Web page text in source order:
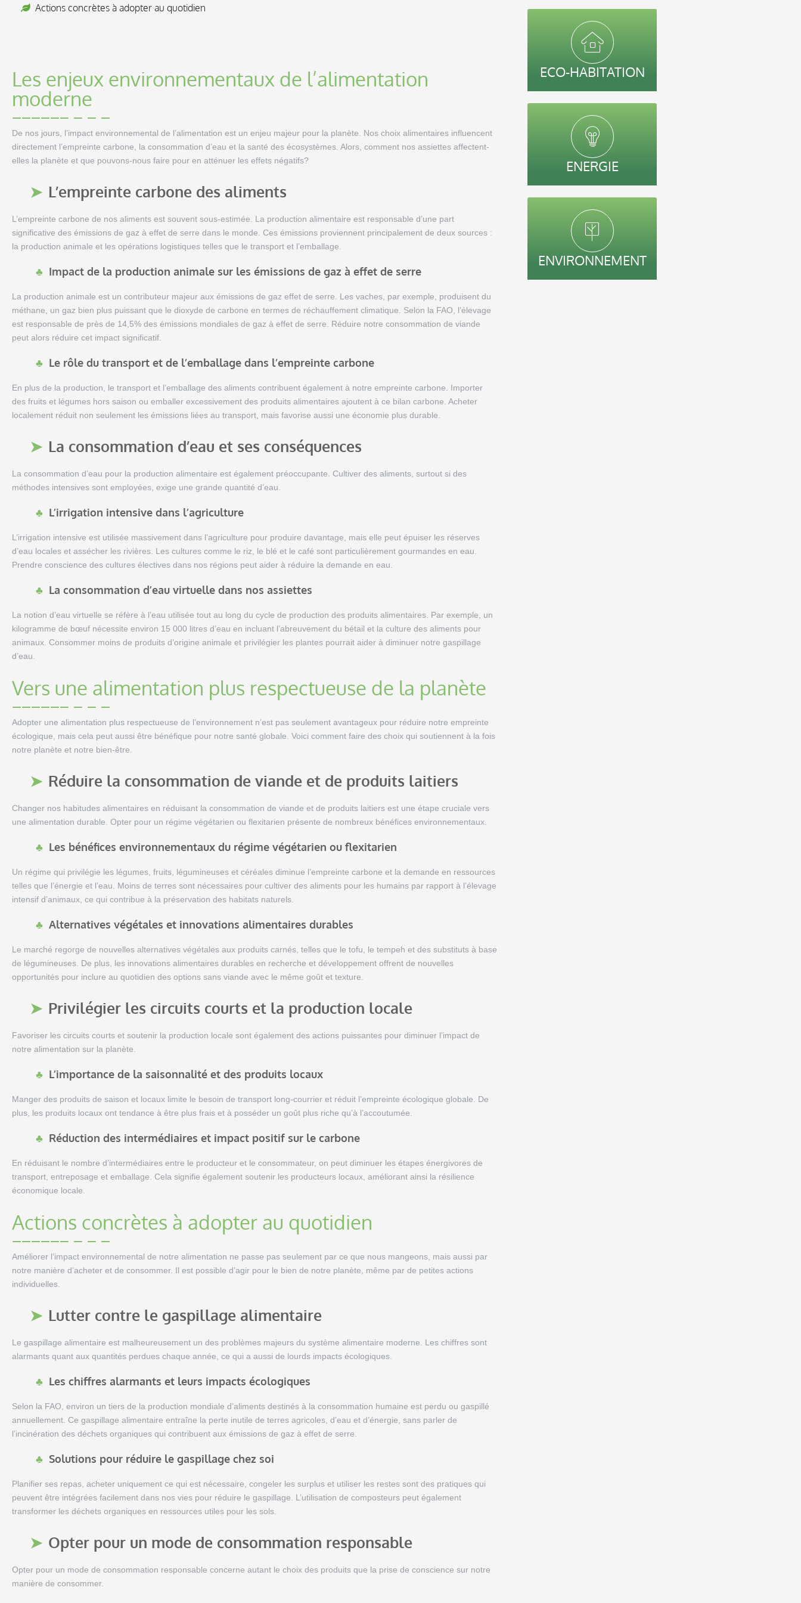
Actions concrètes à adopter au quotidien
Les enjeux environnementaux de l’alimentation
moderne
De nos jours, l’impact environnemental de l’alimentation est un enjeu majeur pour la planète. Nos choix alimentaires influencent
directement l’empreinte carbone, la consommation d’eau et la santé des écosystèmes. Alors, comment nos assiettes affectent-
elles la planète et que pouvons-nous faire pour en atténuer les effets négatifs?
L’empreinte carbone des aliments
L’empreinte carbone de nos aliments est souvent sous-estimée. La production alimentaire est responsable d’une part
significative des émissions de gaz à effet de serre dans le monde. Ces émissions proviennent principalement de deux sources :
la production animale et les opérations logistiques telles que le transport et l’emballage.
Impact de la production animale sur les émissions de gaz à effet de serre
La production animale est un contributeur majeur aux émissions de gaz effet de serre. Les vaches, par exemple, produisent du
méthane, un gaz bien plus puissant que le dioxyde de carbone en termes de réchauffement climatique. Selon la FAO, l’élevage
est responsable de près de 14,5% des émissions mondiales de gaz à effet de serre. Réduire notre consommation de viande
peut alors réduire cet impact significatif.
Le rôle du transport et de l’emballage dans l’empreinte carbone
En plus de la production, le transport et l’emballage des aliments contribuent également à notre empreinte carbone. Importer
des fruits et légumes hors saison ou emballer excessivement des produits alimentaires ajoutent à ce bilan carbone. Acheter
localement réduit non seulement les émissions liées au transport, mais favorise aussi une économie plus durable.
La consommation d’eau et ses conséquences
La consommation d’eau pour la production alimentaire est également préoccupante. Cultiver des aliments, surtout si des
méthodes intensives sont employées, exige une grande quantité d’eau.
L’irrigation intensive dans l’agriculture
L’irrigation intensive est utilisée massivement dans l’agriculture pour produire davantage, mais elle peut épuiser les réserves
d’eau locales et assécher les rivières. Les cultures comme le riz, le blé et le café sont particulièrement gourmandes en eau.
Prendre conscience des cultures électives dans nos régions peut aider à réduire la demande en eau.
La consommation d’eau virtuelle dans nos assiettes
La notion d’eau virtuelle se réfère à l’eau utilisée tout au long du cycle de production des produits alimentaires. Par exemple, un
kilogramme de bœuf nécessite environ 15 000 litres d’eau en incluant l’abreuvement du bétail et la culture des aliments pour
animaux. Consommer moins de produits d’origine animale et privilégier les plantes pourrait aider à diminuer notre gaspillage
d’eau.
Vers une alimentation plus respectueuse de la planète
Adopter une alimentation plus respectueuse de l’environnement n’est pas seulement avantageux pour réduire notre empreinte
écologique, mais cela peut aussi être bénéfique pour notre santé globale. Voici comment faire des choix qui soutiennent à la fois
notre planète et notre bien-être.
Réduire la consommation de viande et de produits laitiers
Changer nos habitudes alimentaires en réduisant la consommation de viande et de produits laitiers est une étape cruciale vers
une alimentation durable. Opter pour un régime végétarien ou flexitarien présente de nombreux bénéfices environnementaux.
Les bénéfices environnementaux du régime végétarien ou flexitarien
Un régime qui privilégie les légumes, fruits, légumineuses et céréales diminue l’empreinte carbone et la demande en ressources
telles que l’énergie et l’eau. Moins de terres sont nécessaires pour cultiver des aliments pour les humains par rapport à l’élevage
intensif d’animaux, ce qui contribue à la préservation des habitats naturels.
Alternatives végétales et innovations alimentaires durables
Le marché regorge de nouvelles alternatives végétales aux produits carnés, telles que le tofu, le tempeh et des substituts à base
de légumineuses. De plus, les innovations alimentaires durables en recherche et développement offrent de nouvelles
opportunités pour inclure au quotidien des options sans viande avec le même goût et texture.
Privilégier les circuits courts et la production locale
Favoriser les circuits courts et soutenir la production locale sont également des actions puissantes pour diminuer l’impact de
notre alimentation sur la planète.
L’importance de la saisonnalité et des produits locaux
Manger des produits de saison et locaux limite le besoin de transport long-courrier et réduit l’empreinte écologique globale. De
plus, les produits locaux ont tendance à être plus frais et à posséder un goût plus riche qu’à l’accoutumée.
Réduction des intermédiaires et impact positif sur le carbone
En réduisant le nombre d’intermédiaires entre le producteur et le consommateur, on peut diminuer les étapes énergivores de
transport, entreposage et emballage. Cela signifie également soutenir les producteurs locaux, améliorant ainsi la résilience
économique locale.
Actions concrètes à adopter au quotidien
Améliorer l’impact environnemental de notre alimentation ne passe pas seulement par ce que nous mangeons, mais aussi par
notre manière d’acheter et de consommer. Il est possible d’agir pour le bien de notre planète, même par de petites actions
individuelles.
Lutter contre le gaspillage alimentaire
Le gaspillage alimentaire est malheureusement un des problèmes majeurs du système alimentaire moderne. Les chiffres sont
alarmants quant aux quantités perdues chaque année, ce qui a aussi de lourds impacts écologiques.
Les chiffres alarmants et leurs impacts écologiques
Selon la FAO, environ un tiers de la production mondiale d’aliments destinés à la consommation humaine est perdu ou gaspillé
annuellement. Ce gaspillage alimentaire entraîne la perte inutile de terres agricoles, d’eau et d’énergie, sans parler de
l’incinération des déchets organiques qui contribuent aux émissions de gaz à effet de serre.
Solutions pour réduire le gaspillage chez soi
Planifier ses repas, acheter uniquement ce qui est nécessaire, congeler les surplus et utiliser les restes sont des pratiques qui
peuvent être intégrées facilement dans nos vies pour réduire le gaspillage. L’utilisation de composteurs peut également
transformer les déchets organiques en ressources utiles pour les sols.
Opter pour un mode de consommation responsable
Opter pour un mode de consommation responsable concerne autant le choix des produits que la prise de conscience sur notre
manière de consommer.
ECO-HABITATION
ENERGIE
ENVIRONNEMENT